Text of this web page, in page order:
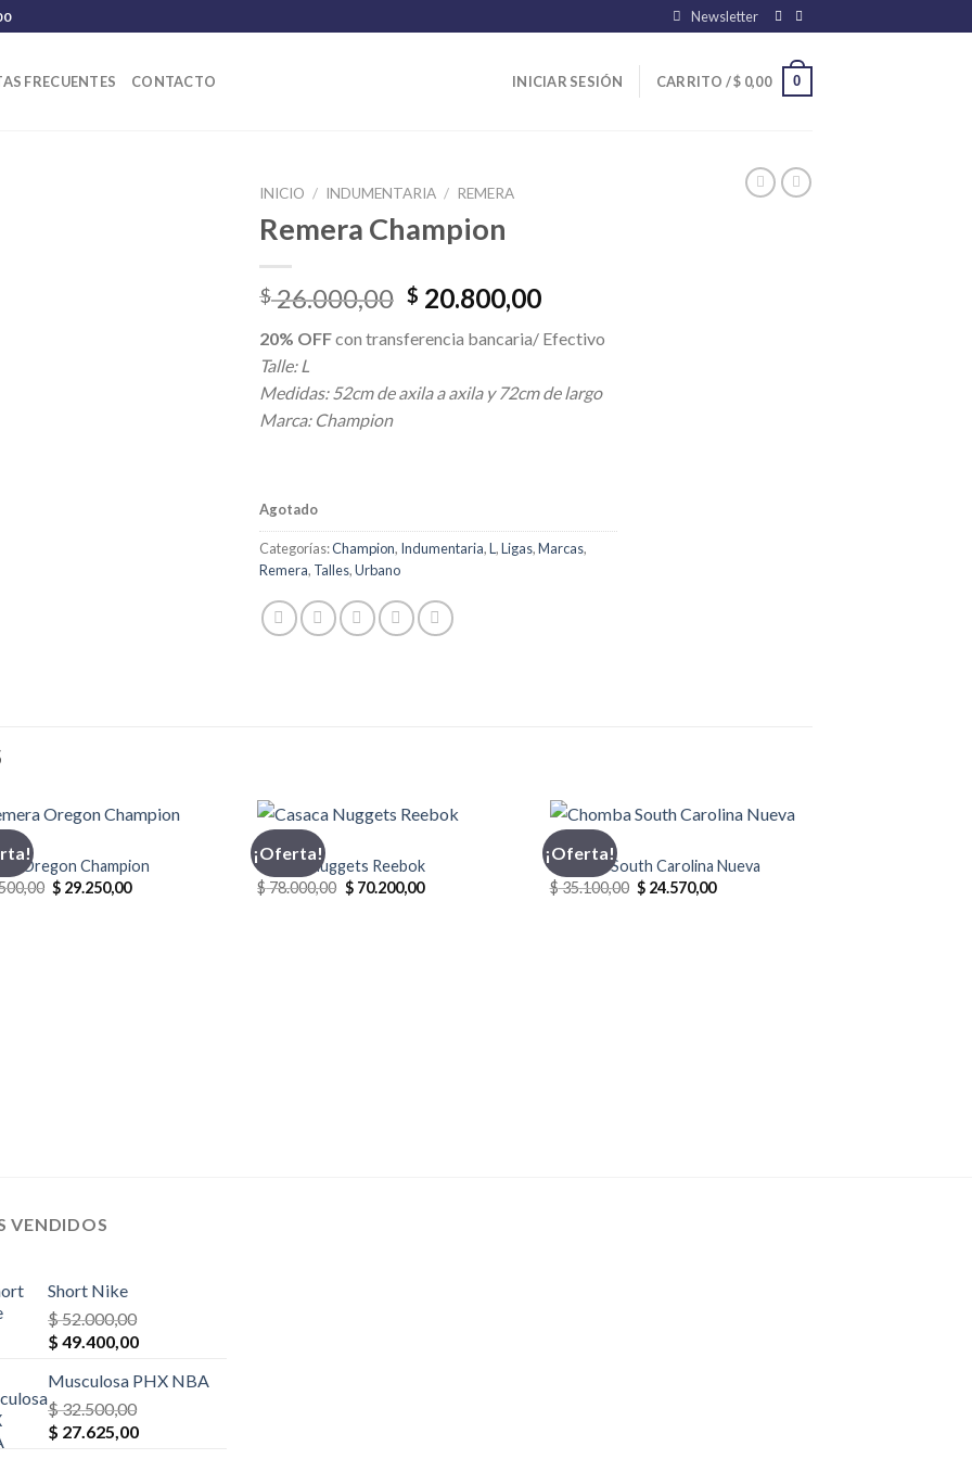
Newsletter
FRECUENTES CONTACTO INICIAR SESIÓN CARRITO /$ 0,00 0
INICIO / INDUMENTARIA / REMERA
Remera Champion
$26.000,00 El
original
$ 26.000,00.
$ 20.800,00El
actual
$ 20.800,00.
20% OFFcon transferencia bancaria/ Efectivo
Talle: L
Medidas: 52cm de axila a axila y 72cm de largo
Marca: Champion
Agotado
Categorías:Champion, Indumentaria,L,Ligas,Marcas,
Remera, Talles,Urbano
Oregon Champion
El
precio
$ 29.250,00El
¡Oferta!
CASACA
Casaca Nuggets Reebok
$78.000,00 El
precio
$70.200,00El
¡Oferta!
CHOMBA
Chomba South Carolina Nueva
$35.100,00 El
precio
$24.570,00El
VENDIDOS
Short Nike
$52.000,00
El
original
era:
$ 52.000,00.
$ 49.400,00El
actual
$ 49.400,00.
Musculosa PHX NBA
$32.500,00
El
$ 27.625,00El